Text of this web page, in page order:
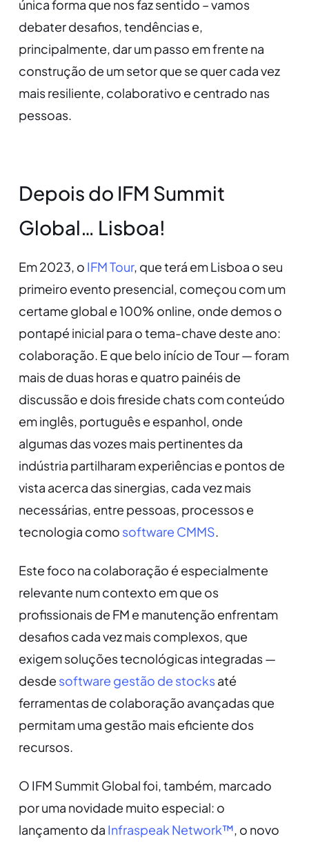
única forma que nos faz sentido – vamos
debater desafios, tendências e,
principalmente, dar um passo em frente na
construção de um setor que se quer cada vez
mais resiliente, colaborativo e centrado nas
pessoas.
Depois do IFM Summit
Global… Lisboa!
Em 2023, o IFM Tour, que terá em Lisboa o seu
primeiro evento presencial, começou com um
certame global e 100% online, onde demos o
pontapé inicial para o tema-chave deste ano:
colaboração. E que belo início de Tour — foram
mais de duas horas e quatro painéis de
discussão e dois fireside chats com conteúdo
em inglês, português e espanhol, onde
algumas das vozes mais pertinentes da
indústria partilharam experiências e pontos de
vista acerca das sinergias, cada vez mais
necessárias, entre pessoas, processos e
tecnologia como software CMMS.
Este foco na colaboração é especialmente
relevante num contexto em que os
profissionais de FM e manutenção enfrentam
desafios cada vez mais complexos, que
exigem soluções tecnológicas integradas —
desde software gestão de stocksaté
ferramentas de colaboração avançadas que
permitam uma gestão mais eficiente dos
recursos.
O IFM Summit Global foi, também, marcado
por uma novidade muito especial: o
lançamento da Infraspeak Network™, o novo